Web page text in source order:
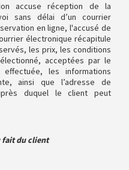
accuse réception de la
sans délai d’un courrier
en ligne, l'accusé de
électronique récapitule
les prix, les conditions
acceptées par le
les informations
ainsi que l’adresse de
duquel le client peut
fait du client